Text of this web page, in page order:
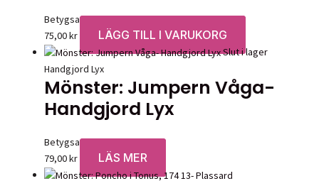
Betygsatt0av 5
75,00kr LÄGG TILL I VARUKORG
Slut i lager
Handgjord Lyx
Mönster: Jumpern Våga-
Handgjord Lyx
Betygsatt0av 5
79,00kr LÄS MER